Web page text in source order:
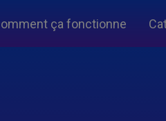
ça fonctionne